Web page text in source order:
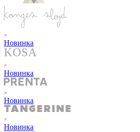
Новинка
Новинка
Новинка
Новинка